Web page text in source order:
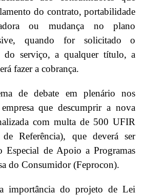
do contrato, portabilidade
ou mudança no plano
quando for solicitado o
do serviço, a qualquer título, a
fazer a cobrança.
de debate em plenário nos
que descumprir a nova
com multa de 500 UFIR
de Referência), que deverá ser
Especial de Apoio a Programas
do Consumidor (Feprocon).
importância do projeto de Lei